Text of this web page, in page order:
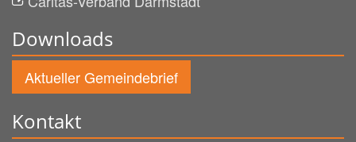
Downloads
Aktueller Gemeindebrief
Kontakt